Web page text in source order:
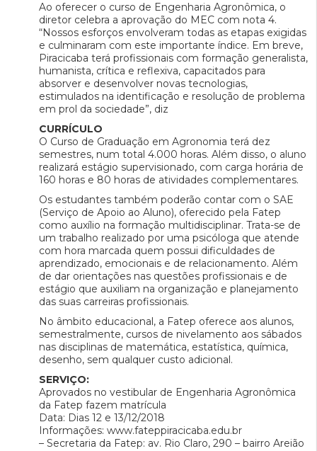
Ao oferecer o curso de Engenharia Agronômica, o
diretor celebra a aprovação do MEC com nota 4.
“Nossos esforços envolveram todas as etapas exigidas
e culminaram com este importante índice. Em breve,
Piracicaba terá profissionais com formação generalista,
humanista, crítica e reflexiva, capacitados para
absorver e desenvolver novas tecnologias,
estimulados na identificação e resolução de problema
em prol da sociedade”, diz
CURRÍCULO
O Curso de Graduação em Agronomia terá dez
semestres, num total 4.000 horas. Além disso, o aluno
realizará estágio supervisionado, com carga horária de
160 horas e 80 horas de atividades complementares.
Os estudantes também poderão contar com o SAE
(Serviço de Apoio ao Aluno), oferecido pela Fatep
como auxílio na formação multidisciplinar. Trata-se de
um trabalho realizado por uma psicóloga que atende
com hora marcada quem possui dificuldades de
aprendizado, emocionais e de relacionamento. Além
de dar orientações nas questões profissionais e de
estágio que auxiliam na organização e planejamento
das suas carreiras profissionais.
No âmbito educacional, a Fatep oferece aos alunos,
semestralmente, cursos de nivelamento aos sábados
nas disciplinas de matemática, estatística, química,
desenho, sem qualquer custo adicional.
SERVIÇO:
Aprovados no vestibular de Engenharia Agronômica
da Fatep fazem matrícula
Data: Dias 12 e 13/12/2018
Informações: www.fateppiracicaba.edu.br
– Secretaria da Fatep: av. Rio Claro, 290 – bairro Areião